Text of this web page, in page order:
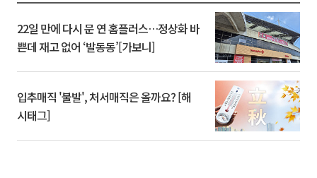
22일 만에 다시 문 연 홈플러스…정상화 바
쁜데 재고 없어 ‘발동동’[가보니]
입추매직 '불발', 처서매직은 올까요? [해
시태그]